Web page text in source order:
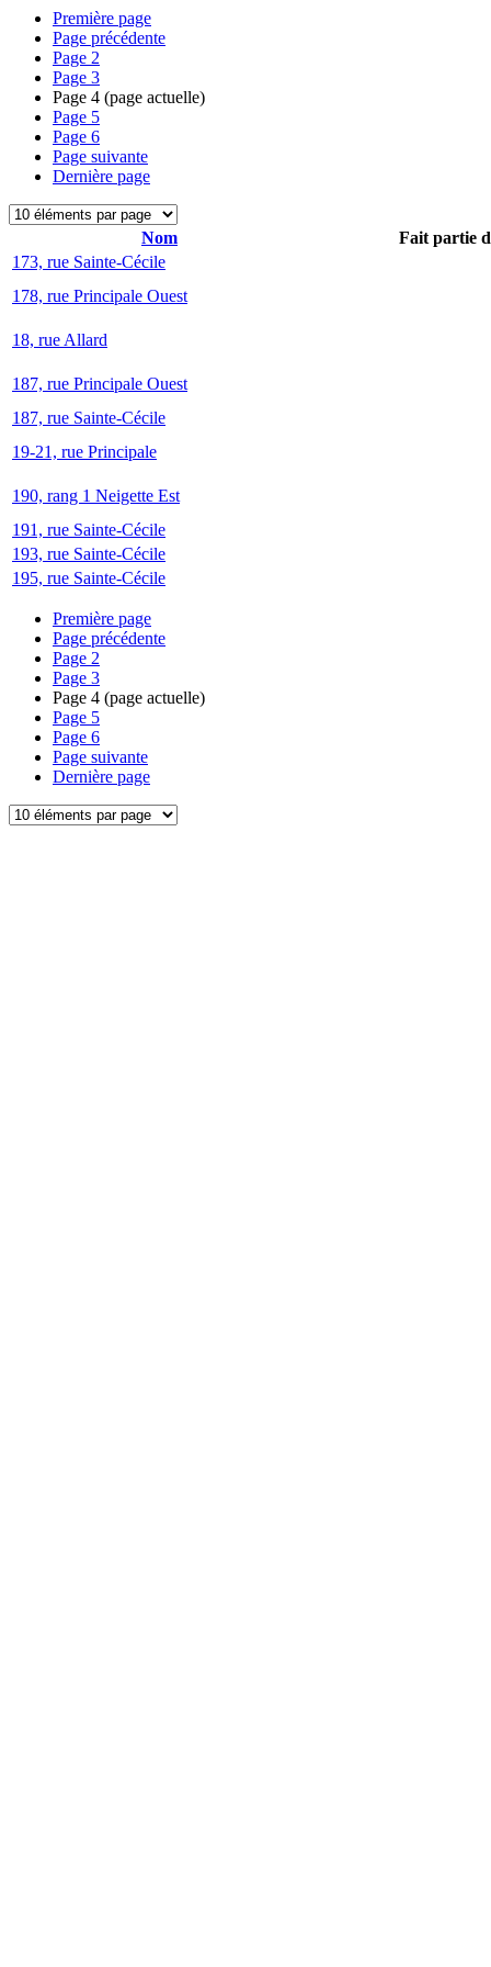
Première page
Page précédente
Page 2
Page 3
Page 4 (page actuelle)
Page 5
Page 6
Page suivante
Dernière page
Nom
Fait partie
173, rue Sainte-Cécile
178, rue Principale Ouest
18, rue Allard
187, rue Principale Ouest
187, rue Sainte-Cécile
19-21, rue Principale
190, rang 1 Neigette Est
191, rue Sainte-Cécile
193, rue Sainte-Cécile
195, rue Sainte-Cécile
Première page
Page précédente
Page 2
Page 3
Page 4 (page actuelle)
Page 5
Page 6
Page suivante
Dernière page